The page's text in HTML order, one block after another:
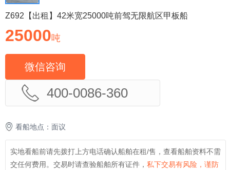
Z692【出租】42米宽25000吨前驾无限航区甲板船
25000吨
微信咨询
400-0086-360
看船地点：面议
实地看船前请先拨打上方电话确认船舶在租/售，查看船舶资料不需
交任何费用。交易时请查验船舶所有证件， 私下交易有风险，谨防